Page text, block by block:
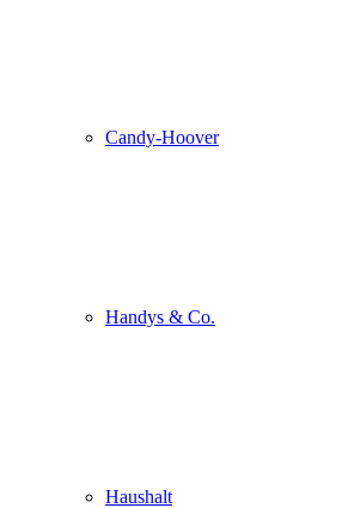
Candy-Hoover
Handys & Co.
Haushalt